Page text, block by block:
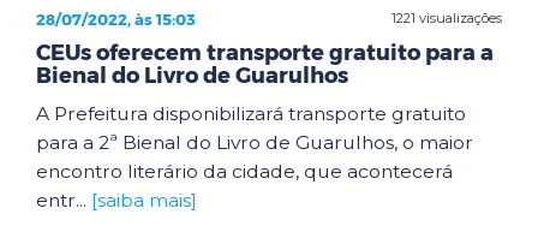
1221 visualizações
28/07/2022, às 15:03
CEUs oferecem transporte gratuito para a
Bienal do Livro de Guarulhos
A Prefeitura disponibilizará transporte gratuito
para a 2ª Bienal do Livro de Guarulhos, o maior
encontro literário da cidade, que acontecerá
entr... [saiba mais]